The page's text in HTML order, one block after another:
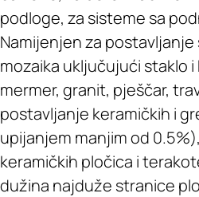
podloge, za sisteme sa
Namijenjen za postavljanje
mozaika uključujući staklo i
mermer, granit, pješčar,
postavljanje keramičkih i
upijanjem manjim od
keramičkih pločica i
dužina najduže stranice